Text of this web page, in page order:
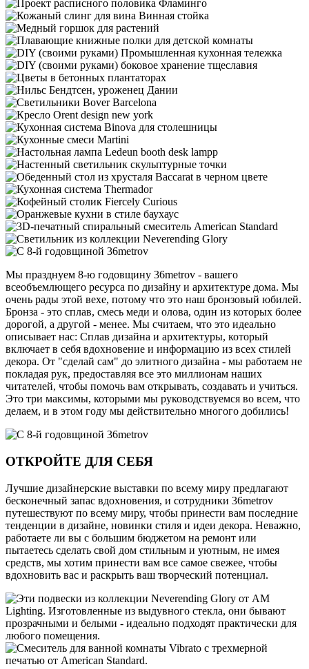
Мы празднуем 8-ю годовщину 36metrov - вашего
всеобъемлющего ресурса по дизайну и архитектуре дома. Мы
очень рады этой вехе, потому что это наш бронзовый юбилей.
Бронза - это сплав, смесь меди и олова, один из которых более
дорогой, а другой - менее. Мы считаем, что это идеально
описывает нас: Сплав дизайна и архитектуры, который
включает в себя вдохновение и информацию из всех стилей
декора. От "сделай сам" до элитного дизайна - мы работаем не
покладая рук, предоставляя все это миллионам наших
читателей, чтобы помочь вам открывать, создавать и учиться.
Это три максимы, которыми мы руководствуемся во всем, что
делаем, и в этом году мы действительно многого добились!
ОТКРОЙТЕ ДЛЯ СЕБЯ
Лучшие дизайнерские выставки по всему миру предлагают
бесконечный запас вдохновения, и сотрудники 36metrov
путешествуют по всему миру, чтобы принести вам последние
тенденции в дизайне, новинки стиля и идеи декора. Неважно,
работаете ли вы с большим бюджетом на ремонт или
пытаетесь сделать свой дом стильным и уютным, не имея
средств, мы хотим принести вам все самое свежее, чтобы
вдохновить вас и раскрыть ваш творческий потенциал.